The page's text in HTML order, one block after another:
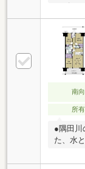
南
所
●隅田川
た、水
で、王